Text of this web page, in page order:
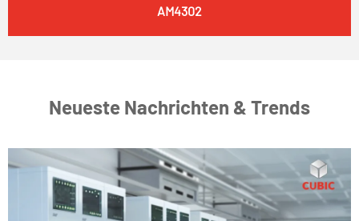
AM4302
Neueste Nachrichten & Trends